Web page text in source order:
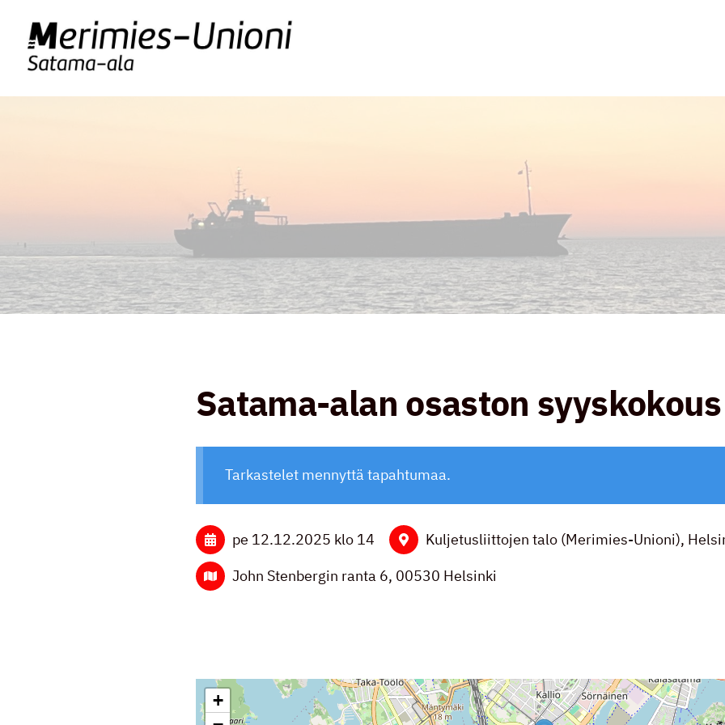
Siirry
sivun
sisältöön
Satama-ala
Satama-alan osaston syyskokous
Tarkastelet mennyttä tapahtumaa.
pe 12.12.2025 klo 14
Kuljetusliittojen talo (Merimies-Unioni),
John Stenbergin ranta 6, 00530 Helsinki
+